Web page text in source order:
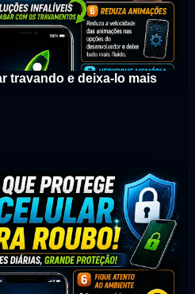
travando e deixa-lo mais